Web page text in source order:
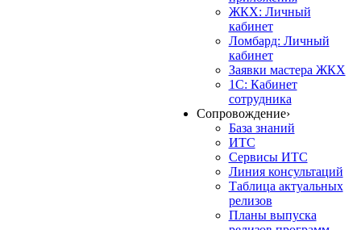
ЖКХ: Личный
кабинет
Ломбард: Личный
кабинет
Заявки мастера ЖКХ
1С: Кабинет
сотрудника
Сопровождение›
База знаний
ИТС
Сервисы ИТС
Линия консультаций
Таблица актуальных
релизов
Планы выпуска